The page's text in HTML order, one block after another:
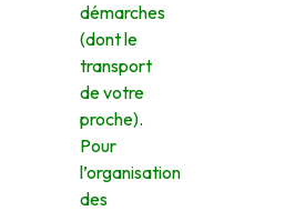
démarches
(dont le
transport
de votre
proche).
Pour
l’organisation
des